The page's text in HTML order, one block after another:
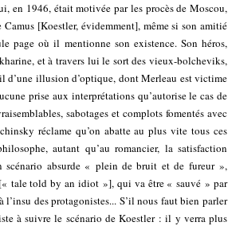
en 1946, était motivée par les procès de Moscou,
[Koestler, évidemment], même si son amitié
page où il mentionne son existence. Son héros,
et à travers lui le sort des vieux-bolcheviks,
d’une illusion d’optique, dont Merleau est victime
prise aux interprétations qu’autorise le cas de
sabotages et complots fomentés avec
réclame qu’on abatte au plus vite tous ces
autant qu’au romancier, la satisfaction
absurde « plein de bruit et de fureur »,
tale told by an idiot »], qui va être « sauvé » par
l’insu des protagonistes... S’il nous faut bien parler
à suivre le scénario de Koestler : il y verra plus